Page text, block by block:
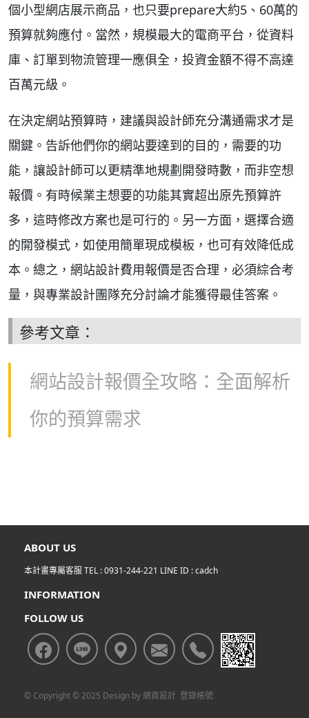
個小型網店展示商品，也只要prepare大約5、60萬的
預算就夠應付。當然，規模最大的電商平台，從資料
庫、訂單到物流管理一應俱全，投資金額不得不高達
百萬元級。
在決定網站預算時，建議與設計師充分溝通需求才是
關鍵。告訴他們你的網站要達到的目的，需要的功
能，讓設計師可以更精準地規劃開發時數，而非空想
報價。有時候業主想要的功能其實超出原先預算許
多，這時修改方案也是可行的。另一方面，選擇合適
的開發模式，如使用簡單現成模板，也可有效降低成
本。總之，網站設計費用報價是否合理，必須綜合考
量，與專業設計團隊充分討論才能獲得最佳答案。
參考文章：
網站設計報價全攻略：全面解析
你的預算需求
ABOUT US
本計畫專屬客服 TEL :0931-244-221 LINE ID :cadch
INFORMATION
FOLLOW US
© Copyright © 2025 Design by 網頁設計 登錄帳號